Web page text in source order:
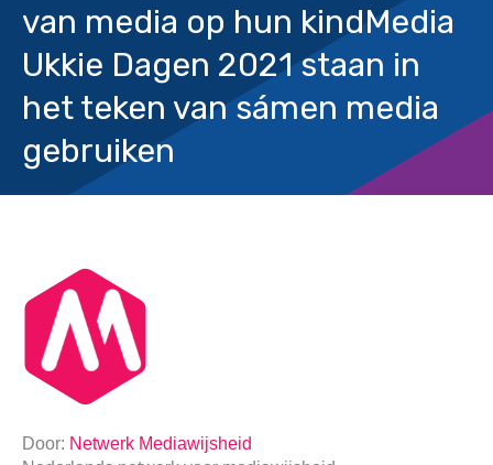
van media op hun kindMedia
Ukkie Dagen 2021 staan in
het teken van sámen media
gebruiken
Door: Netwerk Mediawijsheid